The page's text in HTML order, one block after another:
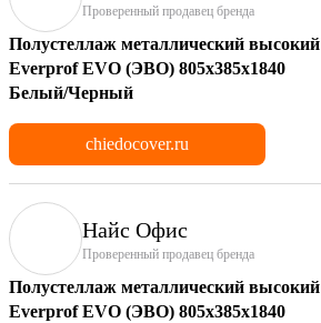
Проверенный продавец бренда
Полустеллаж металлический высокий
Everprof EVO (ЭВО) 805х385x1840
Белый/Черный
chiedocover.ru
Найс Офис
Проверенный продавец бренда
Полустеллаж металлический высокий
Everprof EVO (ЭВО) 805х385x1840